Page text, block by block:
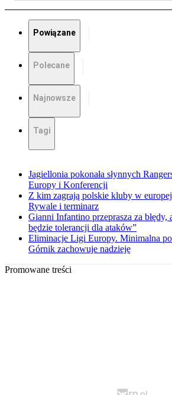
Powiązane
Polecane
Najnowsze
Tagi
Jagiellonia pokonała słynnych
Europy i Konferencji
Z kim zagrają polskie kluby w
Rywale i terminarz
Gianni Infantino przeprasza za błędy,
będzie tolerancji dla ataków”
Eliminacje Ligi Europy. Minimalna
Górnik zachowuje nadzieję
Promowane treści